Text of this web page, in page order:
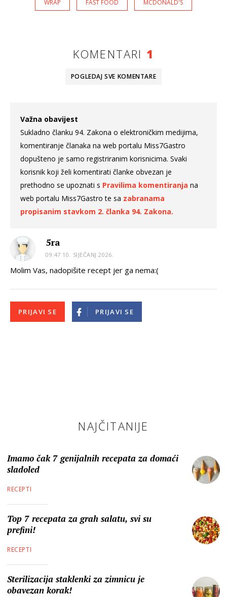
WRAP FAST FOOD MCDONALD'S
KOMENTARI 1
POGLEDAJ SVE KOMENTARE
Važna obavijest
Sukladno članku 94. Zakona o elektroničkim medijima,
komentiranje članaka na web portalu Miss7Gastro
dopušteno je samo registriranim korisnicima. Svaki
korisnik koji želi komentirati članke obvezan je
prethodno se upoznati s Pravilima komentiranja na
web portalu Miss7Gastro te sa zabranama
propisanim stavkom 2. članka 94. Zakona.
5ra
09:47 10. SIJEČANJ 2026.
Molim Vas, nadopišite recept jer ga nema:(
PRIJAVI SE PRIJAVI SE
NAJČITANIJE
Imamo čak 7 genijalnih recepata za domaći
sladoled
RECEPTI
Top 7 recepata za grah salatu, svi su
prefini!
RECEPTI
Sterilizacija staklenki za zimnicu je
obavezan korak!